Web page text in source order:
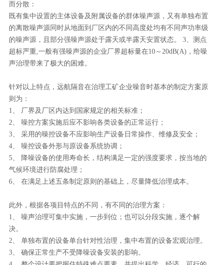
而分散：
既有集中设置的主体设备及附属设备的群体噪声源，又有单独布置
的离散噪声源同时从地面到厂区内的不同高度处均有不同声功率级
的噪声源，且部分强噪声源处于露天或半露天安置状态。 3、测点
超标严重,一般有强噪声源的企业厂界超标量在10～20dB(A)，给噪
声治理带来了极大的困难。
针对以上特点，远航隔音在治理工矿企业噪音时基本的制定方案原
则为：
1、 厂界及厂区内达到国家规定的相关标准；
2、 噪控方案实施后应不影响各类设备的正常运行；
3、 采用的噪控设备不应影响生产设备日常操作、维修及安全；
4、 噪控设备外形与原设备系统协调；
5、 降噪设备的使用寿命长，结构满足一定的强度要求，按当地的
气候环境进行防腐处理；
6、 在满足上述五条制定原则的基础上，尽量降低治理成本。
此外，根据各项目特点的不同，有不同的治理方案：
1、 噪声治理可集中实施，一步到位；也可以分段实施，逐个解
决。
2、 单独布置的设备单台针对性治理，集中布置的设备宏观治理。
3、 确保正常生产不受降噪设备安装的影响。